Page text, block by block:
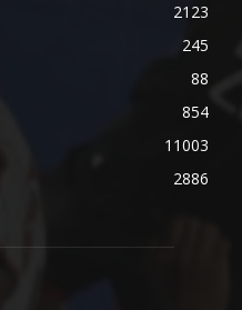
2123
245
88
854
11003
2886